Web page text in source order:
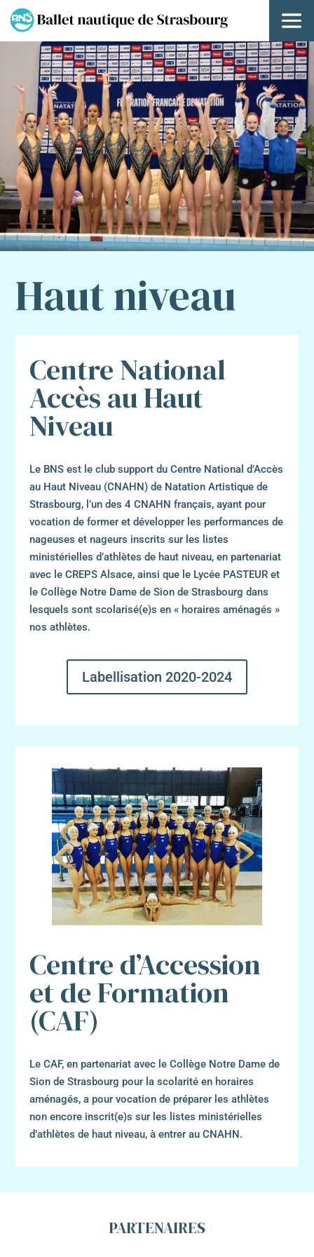
Haut niveau
Centre National
Accès au Haut
Niveau
Le BNS est le club support du Centre National d’Accès
au Haut Niveau (CNAHN) de Natation Artistique de
Strasbourg, l’un des 4 CNAHN français, ayant pour
vocation de former et développer les performances de
nageuses et nageurs inscrits sur les listes
ministérielles d’athlètes de haut niveau, en partenariat
avec le CREPS Alsace, ainsi que le Lycée PASTEUR et
le Collège Notre Dame de Sion de Strasbourg dans
lesquels sont scolarisé(e)s en « horaires aménagés »
nos athlètes.
Labellisation 2020-2024
Centre d’Accession
et de Formation
(CAF)
Le CAF, en partenariat avec le Collège Notre Dame de
Sion de Strasbourg pour la scolarité en horaires
aménagés, a pour vocation de préparer les athlètes
non encore inscrit(e)s sur les listes ministérielles
d’athlètes de haut niveau, à entrer au CNAHN.
PARTENAIRES